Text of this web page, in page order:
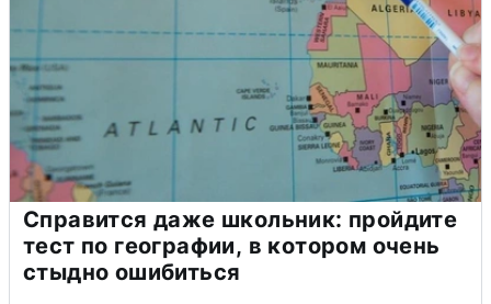
Справится даже школьник: пройдите
тест по географии, в котором очень
стыдно ошибиться